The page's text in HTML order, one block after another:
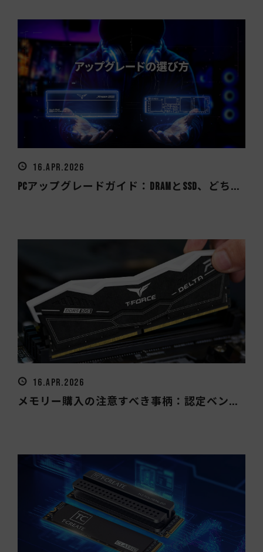
16.APR.2026
PCアップグレードガイド：DRAMとSSD、どち...
16.APR.2026
メモリー購入の注意すべき事柄：認定ベン...